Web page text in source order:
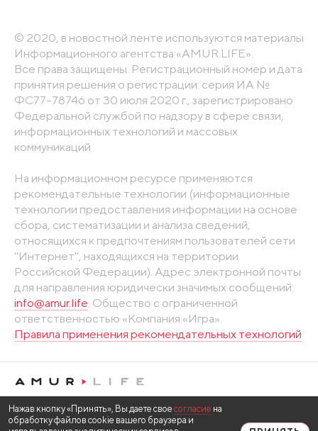
© 2020, в новостной ленте используются материалы
Информационного агентства «AMUR.LIFE».
Все права защищены. Регистрационный номер и дата
принятия решения о регистрации: серия ИА №
ФС77-78746 от 30 июля 2020 г., зарегистрировано
Федеральной службой по надзору в сфере связи,
информационных технологий и массовых
коммуникаций
На информационном ресурсе применяются
рекомендательные технологии (информационные
технологии предоставления информации на основе
сбора, систематизации и анализа сведений,
относящихся к предпочтениям пользователей сети
"Интернет", находящихся на территории
Российской Федерации). Адрес электронной почты
для направления юридически значимых сообщений:
info@amur.life. Общество с ограниченной
ответственностью «Компания «Игра».
Правила применения рекомендательных технологий
Нажав кнопку «Принять», Вы даете свое согласие на
обработку файлов cookie вашего браузера и